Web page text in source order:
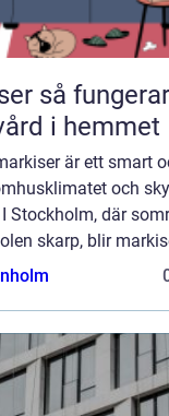
i hemmet
är ett smart
och
Stockholm, där
skarp, blir
av hemm...